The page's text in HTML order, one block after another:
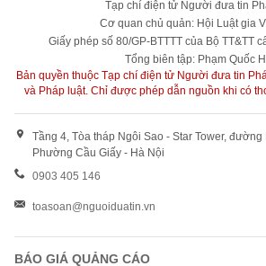
Tạp chí điện tử Người đưa tin
Cơ quan chủ quản: Hội Luật gia
Giấy phép số 80/GP-BTTTT của Bộ TT&TT
Tổng biên tập: Phạm Quốc
Bản quyền thuộc Tạp chí điện tử Người đưa tin
và Pháp luật. Chỉ được phép dẫn nguồn khi có
Tầng 4, Tòa tháp Ngôi Sao - Star Tower,
Phường Cầu Giấy - Hà Nội
0903 405 146
toasoan@nguoiduatin.vn
BÁO GIÁ QUẢNG CÁO